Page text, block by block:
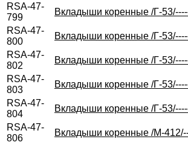
RSA-47-
799
Вкладыши коренные /Г-
RSA-47-
800
Вкладыши коренные /Г-
RSA-47-
802
Вкладыши коренные /Г-
RSA-47-
803
Вкладыши коренные /Г-
RSA-47-
804
Вкладыши коренные /Г-
RSA-47-
806
Вкладыши коренные /М-